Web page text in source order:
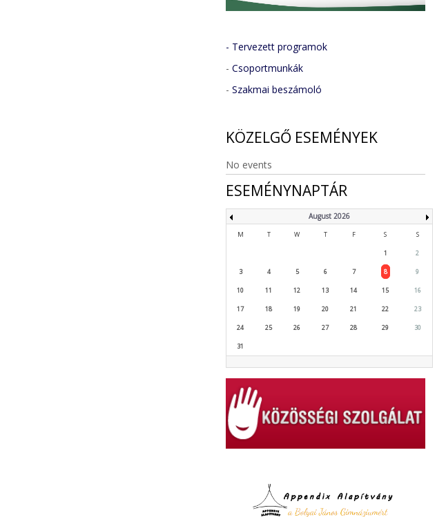
- Tervezett programok
- Csoportmunkák
- Szakmai beszámoló
KÖZELGŐ ESEMÉNYEK
No events
ESEMÉNYNAPTÁR
August 2026
M T W T F S S
1 2
3 4 5 6 7 8 9
10 11 12 13 14 15 16
17 18 19 20 21 22 23
24 25 26 27 28 29 30
31